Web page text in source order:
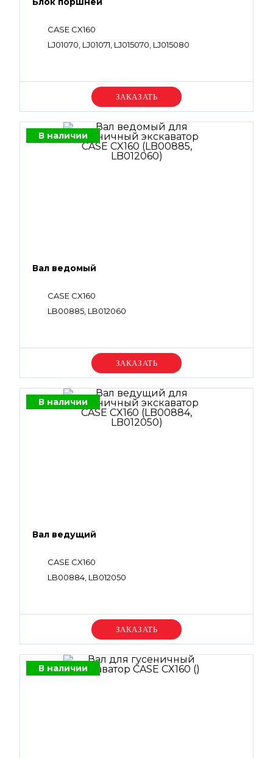
CASE CX160
LJ01070, LJ01071, LJ015070, LJ015080
Уточняйте цену
В наличии
Вал ведомый
CASE CX160
LB00885, LB012060
Уточняйте цену
В наличии
Вал ведущий
CASE CX160
LB00884, LB012050
Уточняйте цену
В наличии